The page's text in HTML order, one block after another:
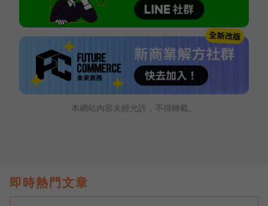
本網站內容未經允許，不得轉載。
即時熱門文章